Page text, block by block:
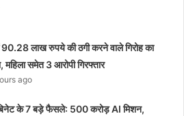
लाख रुपये की ठगी करने वाले गिरोह का
महिला समेत 3 आरोपी गिरफ्तार
ago
के 7 बड़े फैसले: 500 करोड़ AI मिशन,